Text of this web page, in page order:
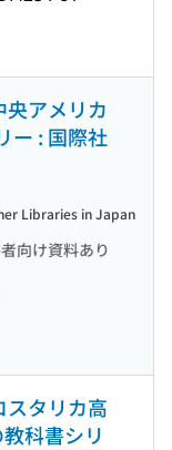
央アメリカ
ー : 国際社
向け資料あり
Libraries in Japan
スタリカ高
科書シリ